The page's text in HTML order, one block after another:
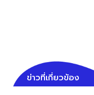
ข่าวที่เกี่ยวข้อง